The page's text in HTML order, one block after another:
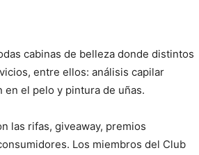
cabinas de belleza donde distintos
entre ellos: análisis capilar
el pelo y pintura de uñas.
las rifas, giveaway, premios
Los miembros del Club